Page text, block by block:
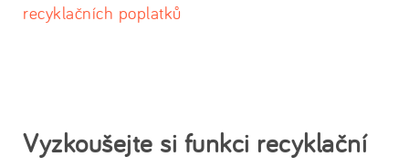
recyklačních poplatků
Vyzkoušejte si funkci recyklační